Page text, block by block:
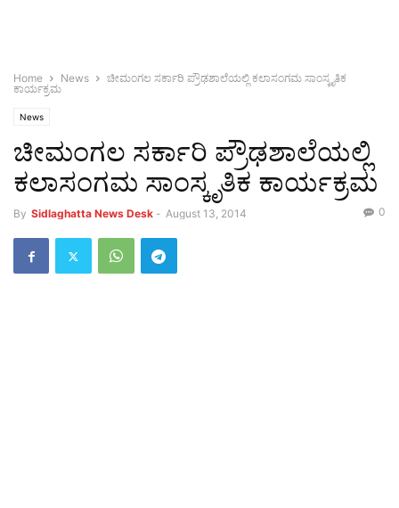
Home News
ಚೀಮಂಗಲ ಸರ್ಕಾರಿ ಪ್ರೌಢಶಾಲೆಯಲ್ಲಿ ಕಲಾಸಂಗಮ ಸಾಂಸ್ಕೃತಿಕ
ಕಾರ್ಯಕ್ರಮ
News
ಚೀಮಂಗಲ ಸರ್ಕಾರಿ ಪ್ರೌಢಶಾಲೆಯಲ್ಲಿ
ಕಲಾಸಂಗಮ ಸಾಂಸ್ಕೃತಿಕ ಕಾರ್ಯಕ್ರಮ
By Sidlaghatta News Desk - August 13, 2014 0